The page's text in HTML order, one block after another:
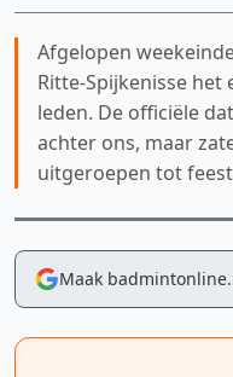
Afgelopen
Ritte-Spijkenisse
leden. De officiële
achter ons, maar
uitgeroepen tot
Maak